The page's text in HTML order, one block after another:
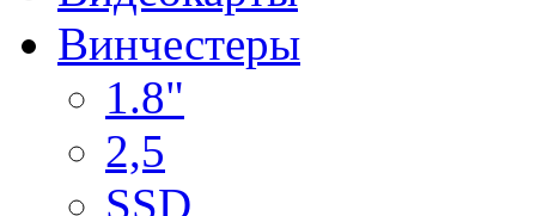
Винчестеры
1.8"
2,5
SSD